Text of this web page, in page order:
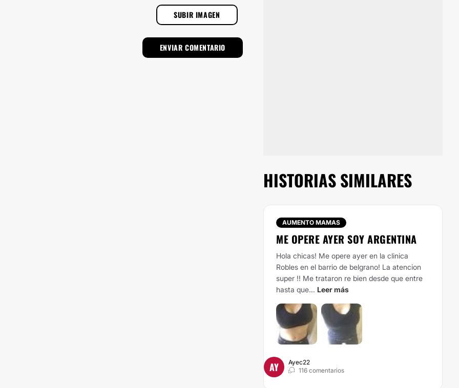
SUBIR IMAGEN
HISTORIAS SIMILARES
AUMENTO MAMAS
ME OPERE AYER SOY ARGENTINA
Hola chicas! Me opere ayer en la clinica
Robles en el barrio de belgrano! La atencion
super !! Me trataron re bien desde que entre
hasta que... Leer más
AY
Ayec22
116 comentarios